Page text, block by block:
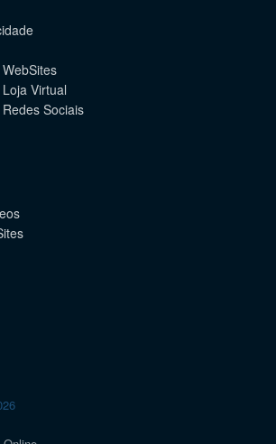
Virtual
Sociais